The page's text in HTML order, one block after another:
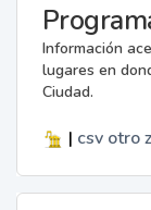
Información
lugares en
Ciudad.
| csv otro